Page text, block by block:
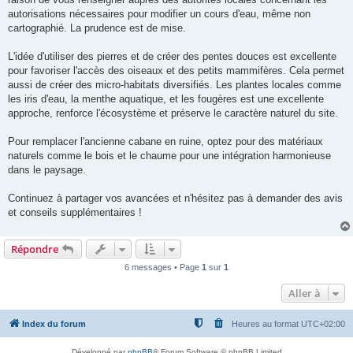
autorisations nécessaires pour modifier un cours d'eau, même non
cartographié. La prudence est de mise.
L'idée d'utiliser des pierres et de créer des pentes douces est excellente
pour favoriser l'accès des oiseaux et des petits mammifères. Cela permet
aussi de créer des micro-habitats diversifiés. Les plantes locales comme
les iris d'eau, la menthe aquatique, et les fougères est une excellente
approche, renforce l'écosystème et préserve le caractère naturel du site.
Pour remplacer l'ancienne cabane en ruine, optez pour des matériaux
naturels comme le bois et le chaume pour une intégration harmonieuse
dans le paysage.
Continuez à partager vos avancées et n'hésitez pas à demander des avis
et conseils supplémentaires !
Répondre
6 messages • Page 1 sur 1
Aller à
Index du forum Heures au format UTC+02:00